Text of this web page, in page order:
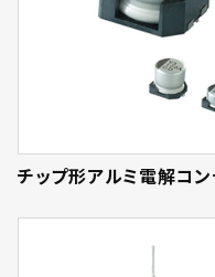
チップ形アルミ電解コ